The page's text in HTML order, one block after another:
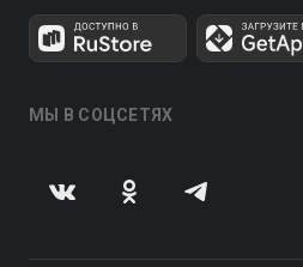
МЫ В СОЦСЕТЯХ